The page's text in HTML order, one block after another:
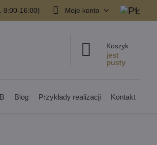
8:00-16:00) Moje konto
Koszyk
Blog Przykłady realizacji Kontakt